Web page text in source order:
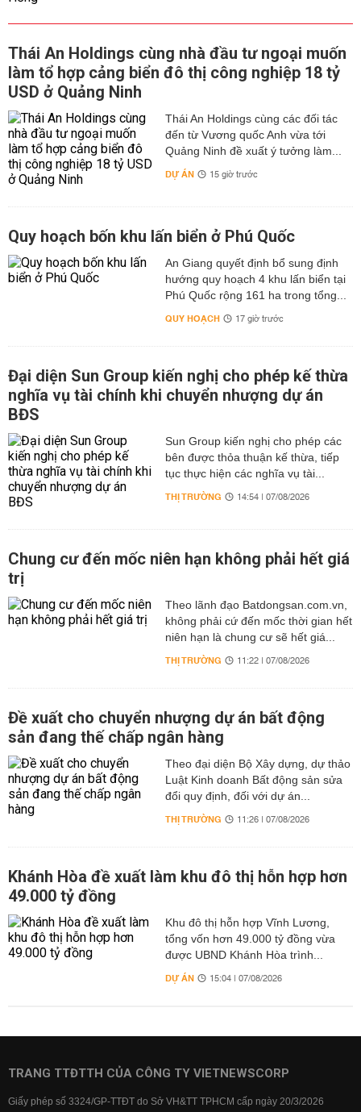
Thái An Holdings cùng nhà đầu tư ngoại muốn
làm tổ hợp cảng biển đô thị công nghiệp 18 tỷ
USD ở Quảng Ninh
Thái An Holdings cùng các đối tác
đến từ Vương quốc Anh vừa tới
Quảng Ninh đề xuất ý tưởng làm...
DỰ ÁN 15 giờ trước
Quy hoạch bốn khu lấn biển ở Phú Quốc
An Giang quyết định bổ sung định
hướng quy hoạch 4 khu lấn biển tại
Phú Quốc rộng 161 ha trong tổng...
QUY HOẠCH 17 giờ trước
Đại diện Sun Group kiến nghị cho phép kế thừa
nghĩa vụ tài chính khi chuyển nhượng dự án
BĐS
Sun Group kiến nghị cho phép các
bên được thỏa thuận kế thừa, tiếp
tục thực hiện các nghĩa vụ tài...
THỊ TRƯỜNG 14:54 | 07/08/2026
Chung cư đến mốc niên hạn không phải hết giá
trị
Theo lãnh đạo Batdongsan.com.vn,
không phải cứ đến mốc thời gian hết
niên hạn là chung cư sẽ hết giá...
THỊ TRƯỜNG 11:22 | 07/08/2026
Đề xuất cho chuyển nhượng dự án bất động
sản đang thế chấp ngân hàng
Theo đại diện Bộ Xây dựng, dự thảo
Luật Kinh doanh Bất động sản sửa
đổi quy định, đối với dự án...
THỊ TRƯỜNG 11:26 | 07/08/2026
Khánh Hòa đề xuất làm khu đô thị hỗn hợp hơn
49.000 tỷ đồng
Khu đô thị hỗn hợp Vĩnh Lương,
tổng vốn hơn 49.000 tỷ đồng vừa
được UBND Khánh Hòa trình...
DỰ ÁN 15:04 | 07/08/2026
TRANG TTĐTTH CỦA CÔNG TY VIETNEWSCORP
Giấy phép số 3324/GP-TTĐT do Sở VH&TT TPHCM cấp ngày 20/3/2026